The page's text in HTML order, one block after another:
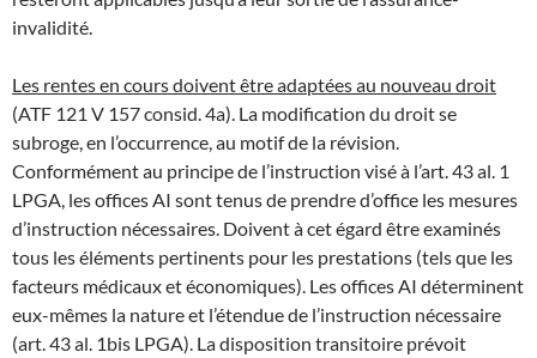
invalidité.
Les rentes en cours doivent être adaptées au nouveau droit
(ATF 121 V 157 consid. 4a). La modification du droit se
subroge, en l’occurrence, au motif de la révision.
Conformément au principe de l’instruction visé à l’art. 43 al. 1
LPGA, les offices AI sont tenus de prendre d’office les mesures
d’instruction nécessaires. Doivent à cet égard être examinés
tous les éléments pertinents pour les prestations (tels que les
facteurs médicaux et économiques). Les offices AI déterminent
eux-mêmes la nature et l’étendue de l’instruction nécessaire
(art. 43 al. 1bis LPGA). La disposition transitoire prévoit